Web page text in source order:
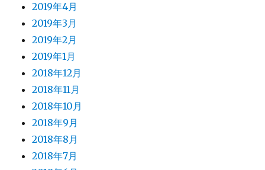
2019年4月
2019年3月
2019年2月
2019年1月
2018年12月
2018年11月
2018年10月
2018年9月
2018年8月
2018年7月